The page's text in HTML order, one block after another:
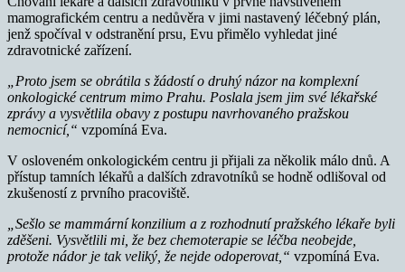
mamografickém centru a nedůvěra v jimi nastavený léčebný plán,
jenž spočíval v odstranění prsu, Evu přimělo vyhledat jiné
zdravotnické zařízení.
„Proto jsem se obrátila s žádostí o druhý názor na komplexní
onkologické centrum mimo Prahu. Poslala jsem jim své lékařské
zprávy a vysvětlila obavy z postupu navrhovaného pražskou
nemocnicí,“ vzpomíná Eva.
V osloveném onkologickém centru ji přijali za několik málo dnů. A
přístup tamních lékařů a dalších zdravotníků se hodně odlišoval od
zkušeností z prvního pracoviště.
„Sešlo se mammární konzilium a z rozhodnutí pražského lékaře byli
zděšeni. Vysvětlili mi, že bez chemoterapie se léčba neobejde,
protože nádor je tak veliký, že nejde odoperovat,“ vzpomíná Eva.